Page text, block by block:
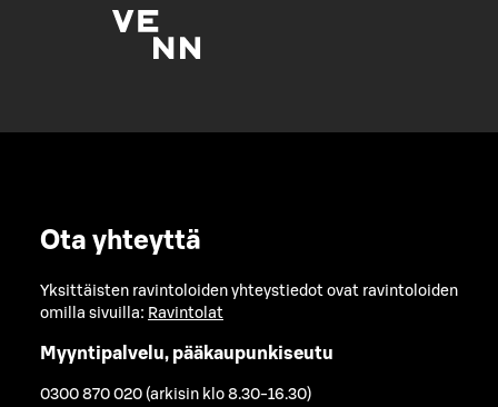
Ota yhteyttä
Yksittäisten ravintoloiden yhteystiedot ovat ravintoloiden
omilla sivuilla: Ravintolat
Myyntipalvelu, pääkaupunkiseutu
0300 870 020 (arkisin klo 8.30-16.30)